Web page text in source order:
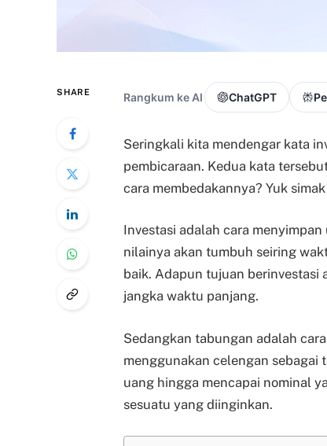
SHARE Rangkum ke AI ChatGPT
Seringkali kita mendengar kata
pembicaraan. Kedua kata
cara membedakannya? Yuk
Investasi adalah cara
nilainya akan tumbuh seiring
baik. Adapun tujuan berinvestasi
jangka waktu panjang.
Sedangkan tabungan adalah
menggunakan celengan sebagai
uang hingga mencapai nominal
sesuatu yang diinginkan.